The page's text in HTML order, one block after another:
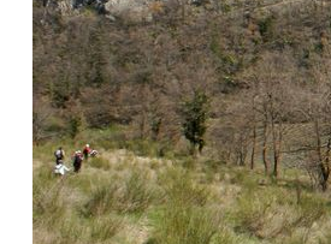
La Sainte-Victoire
Les Alpilles
Marseille
Martigues
Salon-de-Provence